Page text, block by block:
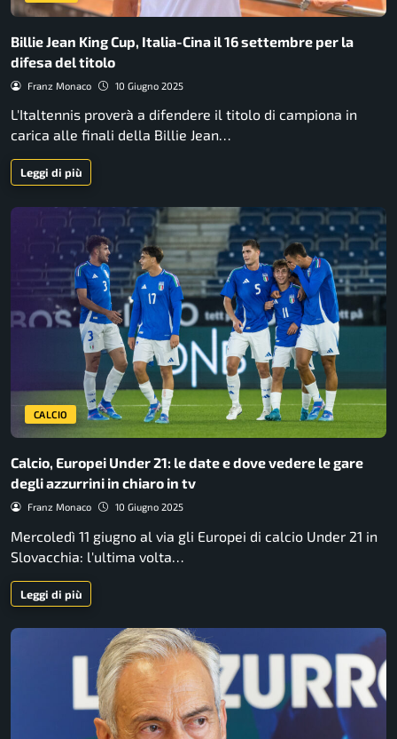
Billie Jean King Cup, Italia-Cina il 16 settembre per la
difesa del titolo
Franz Monaco 10 Giugno 2025
L'Italtennis proverà a difendere il titolo di campiona in
carica alle finali della Billie Jean…
Leggi di più
CALCIO
Calcio, Europei Under 21: le date e dove vedere le gare
degli azzurrini in chiaro in tv
Franz Monaco 10 Giugno 2025
Mercoledì 11 giugno al via gli Europei di calcio Under 21 in
Slovacchia: l'ultima volta…
Leggi di più